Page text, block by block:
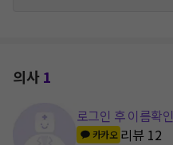
의사1
로그인 후 이름확인
카카오 리뷰 12